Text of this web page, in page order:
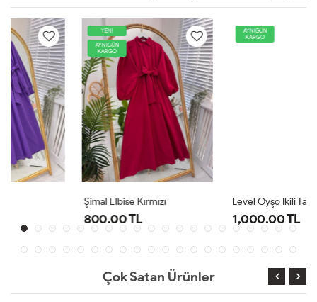
YENİ
AYNIGÜN
KARGO
Şimal Elbise Kırmızı
AYNIGÜN
KARGO
Level Oyşo Ikili Takım Lacivert
1,000.00 TL
Çok Satan Ürünler